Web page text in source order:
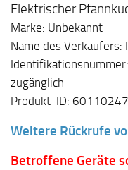
Elektrischer
Marke: Unbekannt
Name des Verkäufers:
zugänglich
Produkt-ID:
Weitere Rückrufe
Betroffene Geräte